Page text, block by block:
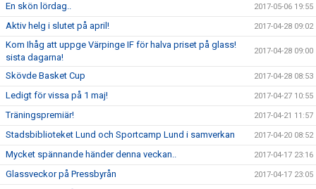
En skön lördag.. 2017-05-06 19:55
Aktiv helg i slutet på april! 2017-04-28 09:02
Kom Ihåg att uppge Värpinge IF för halva priset på glass!
sista dagarna!
2017-04-28 09:00
Skövde Basket Cup 2017-04-28 08:53
Ledigt för vissa på 1 maj! 2017-04-27 10:55
Träningspremiär! 2017-04-21 11:57
Stadsbiblioteket Lund och Sportcamp Lund i samverkan 2017-04-20 08:52
Mycket spännande händer denna veckan.. 2017-04-17 23:16
Glassveckor på Pressbyrån 2017-04-17 23:05